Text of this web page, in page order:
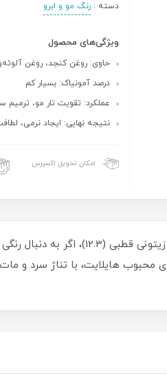
دسته :رنگ مو و ابرو
ویژگی‌های محصول
حاوی: روغن کنجد، روغن
درصد آمونیاک: بسیار کم
عملکرد: تقویت تار مو،
نتیجه نهایی: ایجاد نرمی،
امکان تحویل اکسپرس
هایلایت، با تناژ سرد و